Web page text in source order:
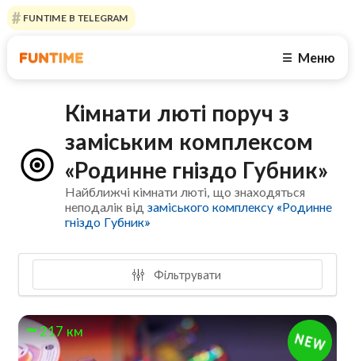
FUNTIME В TELEGRAM
☰ Меню
Кімнати люті поруч з
заміським комплексом
«Родинне гніздо Губник»
Найближчі кімнати люті, що знаходяться
неподалік відзаміського комплексу «Родинне
гніздо Губник»
Фільтрувати
217 км